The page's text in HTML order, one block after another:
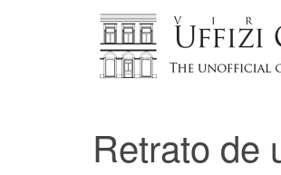
Retrato de